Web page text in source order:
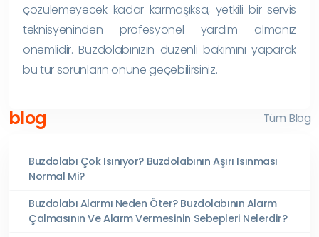
çözülemeyecek kadar karmaşıksa, yetkili bir servis
teknisyeninden profesyonel yardım almanız
önemlidir. Buzdolabınızın düzenli bakımını yaparak
bu tür sorunların önüne geçebilirsiniz.
blog Tüm Blog
Buzdolabı Çok Isınıyor? Buzdolabının Aşırı Isınması
Normal Mi?
Buzdolabı Alarmı Neden Öter? Buzdolabının Alarm
Çalmasının Ve Alarm Vermesinin Sebepleri Nelerdir?